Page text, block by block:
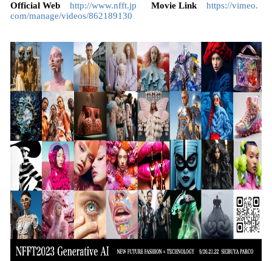
Official Web http://www.nfft.jp Movie Link
https://vimeo.
com/manage/videos/862189130